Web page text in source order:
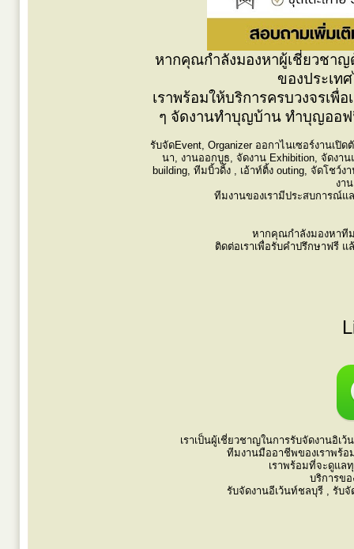
หากคุณกำลังมองหาผู้เชี่ยวชา
ของประเท
เราพร้อมให้บริการครบวงจรเพื่
ๆ จัดงานทำบุญบ้าน ทำบุญออ
รับจัดEvent, Organizer ออกาไนเซอร์งานเ
นา, งานออกบูธ, จัดงาน Exhibition, จัดงาน
building, ทีมบิ้วดิ้ง , เอ้าท์ติ้ง outing, จัดโชว์
งา
ทีมงานของเรามีประสบการณ์
หากคุณกำลังมองหาที
ติดต่อเราเพื่อรับคำปรึกษาฟรี
เราเป็นผู้เชี่ยวชาญในการรับจัดงานอิ
ทีมงานมืออาชีพของเราพร้อ
เราพร้อมที่จะดูแล
บริการข
รับจัดงานอีเว้นท์ชลบุรี , รับ